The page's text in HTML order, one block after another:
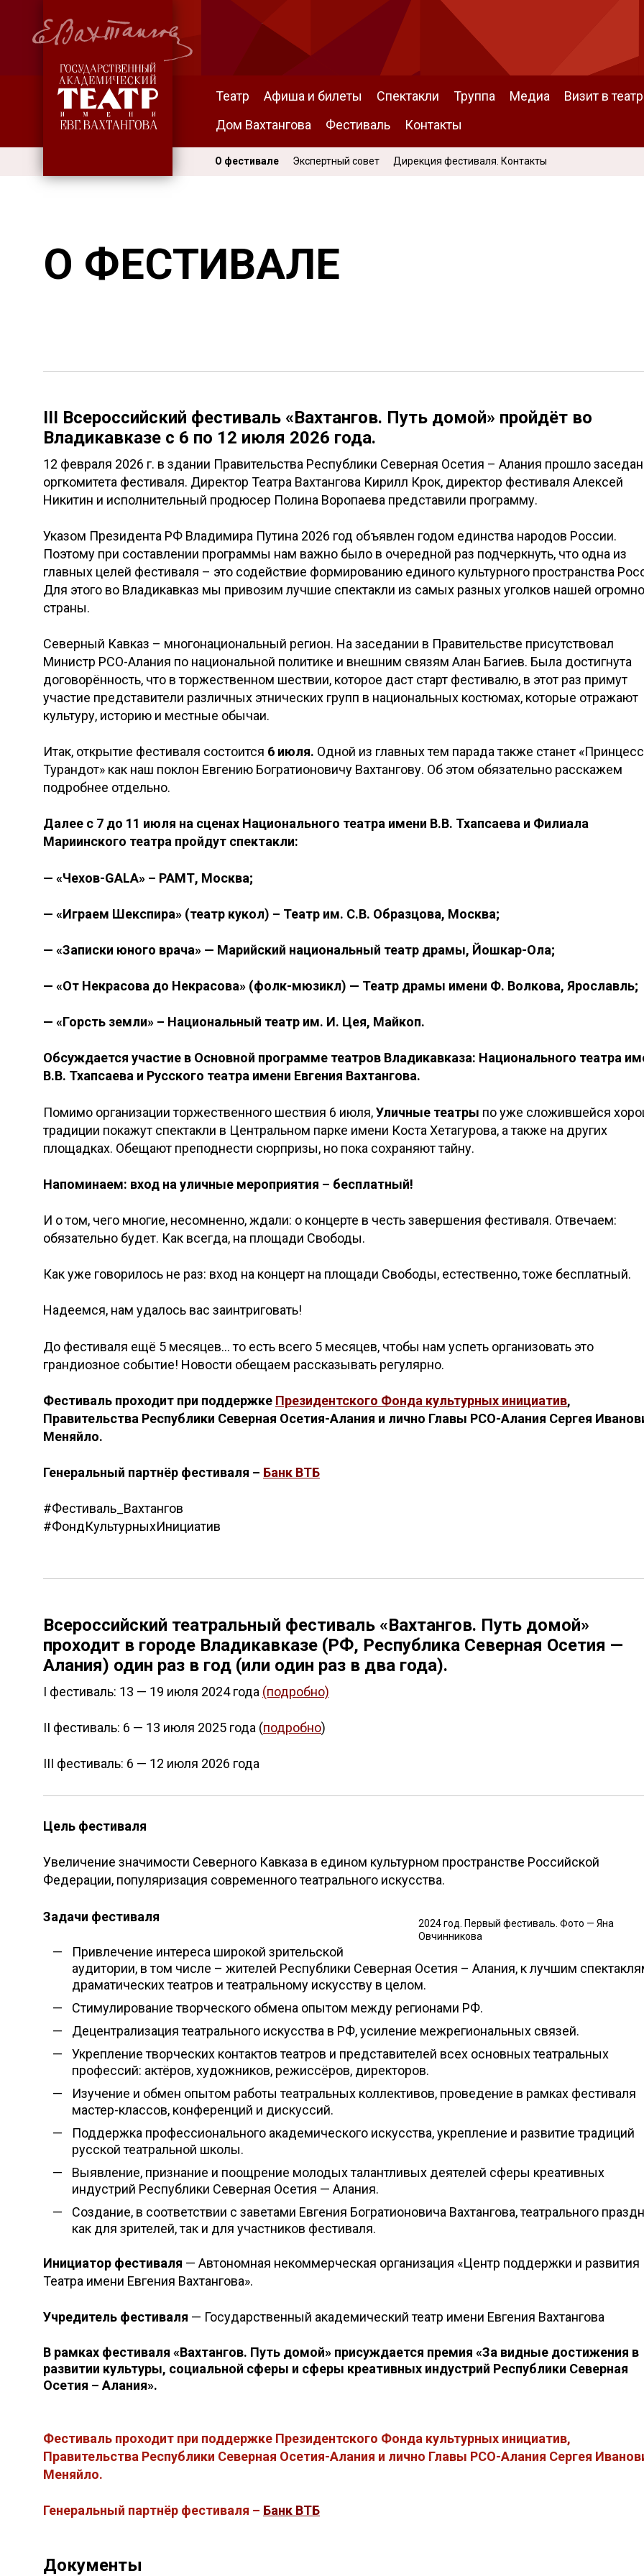
Театр Афиша и билеты Спектакли Труппа Медиа
Визит в театр
Дом Вахтангова
Фестиваль Контакты
О фестивале Экспертный совет Дирекция фестиваля. Контакты
О ФЕСТИВАЛЕ
III Всероссийский фестиваль «Вахтангов. Путь домой» пройдёт во
Владикавказе с 6 по 12 июля 2026 года.
12 февраля 2026 г. в здании Правительства Республики Северная Осетия – Алания прошло
оргкомитета фестиваля. Директор Театра Вахтангова Кирилл Крок, директор фестиваля Алексей
Никитин и исполнительный продюсер Полина Воропаева представили программу.
Указом Президента РФ Владимира Путина 2026 год объявлен годом единства народов России.
Поэтому при составлении программы нам важно было в очередной раз подчеркнуть, что одна из
главных целей фестиваля – это содействие формированию единого культурного пространства
Для этого во Владикавказ мы привозим лучшие спектакли из самых разных уголков нашей
страны.
Северный Кавказ – многонациональный регион. На заседании в Правительстве присутствовал
Министр РСО-Алания по национальной политике и внешним связям Алан Багиев. Была достигнута
договорённость, что в торжественном шествии, которое даст старт фестивалю, в этот раз примут
участие представители различных этнических групп в национальных костюмах, которые отражают
культуру, историю и местные обычаи.
Итак, открытие фестиваля состоится 6 июля. Одной из главных тем парада также станет
Турандот» как наш поклон Евгению Богратионовичу Вахтангову. Об этом обязательно расскажем
подробнее отдельно.
Далее с 7 до 11 июля на сценах Национального театра имени В.В. Тхапсаева и Филиала
Мариинского театра пройдут спектакли:
— «Чехов-GALA» – РАМТ, Москва;
— «Играем Шекспира» (театр кукол) – Театр им. С.В. Образцова, Москва;
— «Записки юного врача» — Марийский национальный театр драмы, Йошкар-Ола;
— «От Некрасова до Некрасова» (фолк-мюзикл) — Театр драмы имени Ф. Волкова, Ярославль;
— «Горсть земли» – Национальный театр им. И. Цея, Майкоп.
Обсуждается участие в Основной программе театров Владикавказа: Национального театра
В.В. Тхапсаева и Русского театра имени Евгения Вахтангова.
Помимо организации торжественного шествия 6 июля,Уличные театры по уже сложившейся
традиции покажут спектакли в Центральном парке имени Коста Хетагурова, а также на других
площадках. Обещают преподнести сюрпризы, но пока сохраняют тайну.
Напоминаем: вход на уличные мероприятия – бесплатный!
И о том, чего многие, несомненно, ждали: о концерте в честь завершения фестиваля. Отвечаем:
обязательно будет. Как всегда, на площади Свободы.
Как уже говорилось не раз: вход на концерт на площади Свободы, естественно, тоже бесплатный.
Надеемся, нам удалось вас заинтриговать!
До фестиваля ещё 5 месяцев… то есть всего 5 месяцев, чтобы нам успеть организовать это
грандиозное событие! Новости обещаем рассказывать регулярно.
Фестиваль проходит при поддержке Президентского Фонда культурных инициатив,
Правительства Республики Северная Осетия-Алания и лично Главы РСО-Алания Сергея
Меняйло.
Генеральный партнёр фестиваля – Банк ВТБ
#Фестиваль_Вахтангов
#ФондКультурныхИнициатив
Всероссийский театральный фестиваль «Вахтангов. Путь домой»
проходит в городе Владикавказе (РФ, Республика Северная Осетия —
Алания) один раз в год (или один раз в два года).
I фестиваль: 13 — 19 июля 2024 года (подробно)
II фестиваль: 6 — 13 июля 2025 года (подробно)
III фестиваль: 6 — 12 июля 2026 года
Цель фестиваля
Увеличение значимости Северного Кавказа в едином культурном пространстве Российской
Федерации, популяризация современного театрального искусства.
2024 год. Первый фестиваль. Фото — Яна
Овчинникова
Задачи фестиваля
Привлечение интереса широкой зрительской
аудитории, в том числе – жителей Республики Северная Осетия – Алания, к лучшим
драматических театров и театральному искусству в целом.
Стимулирование творческого обмена опытом между регионами РФ.
Децентрализация театрального искусства в РФ, усиление межрегиональных связей.
Укрепление творческих контактов театров и представителей всех основных театральных
профессий: актёров, художников, режиссёров, директоров.
Изучение и обмен опытом работы театральных коллективов, проведение в рамках фестиваля
мастер-классов, конференций и дискуссий.
Поддержка профессионального академического искусства, укрепление и развитие традиций
русской театральной школы.
Выявление, признание и поощрение молодых талантливых деятелей сферы креативных
индустрий Республики Северная Осетия — Алания.
Создание, в соответствии с заветами Евгения Богратионовича Вахтангова, театрального
как для зрителей, так и для участников фестиваля.
Инициатор фестиваля — Автономная некоммерческая организация «Центр поддержки и развития
Театра имени Евгения Вахтангова».
Учредитель фестиваля — Государственный академический театр имени Евгения Вахтангова
В рамках фестиваля «Вахтангов. Путь домой» присуждается премия «За видные достижения в
развитии культуры, социальной сферы и сферы креативных индустрий Республики Северная
Осетия – Алания».
Фестиваль проходит при поддержке Президентского Фонда культурных инициатив,
Правительства Республики Северная Осетия-Алания и лично Главы РСО-Алания Сергея
Меняйло.
Генеральный партнёр фестиваля – Банк ВТБ
Документы